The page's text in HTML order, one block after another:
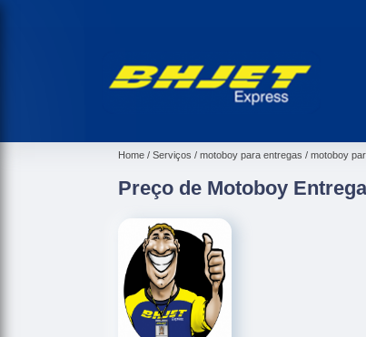
Home Serviços motoboy para entregas motoboy
Preço de Motoboy